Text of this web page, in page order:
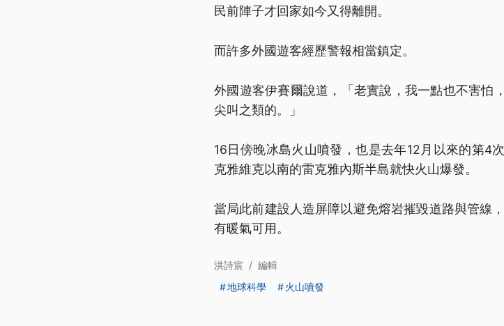
民前陣子才回家如今又得離開。
而許多外國遊客經歷警報相當鎮定。
外國遊客伊賽爾說道，「老實說，我一點也不害怕
尖叫之類的。」
16日傍晚冰島火山噴發，也是去年12月以來的第4
克雅維克以南的雷克雅內斯半島就快火山爆發。
當局此前建設人造屏障以避免熔岩摧毀道路與管線
有暖氣可用。
洪詩宸 / 編輯
地球科學
火山噴發